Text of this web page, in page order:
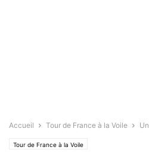
Accueil Tour de France à la Voile
Tour de France à la Voile